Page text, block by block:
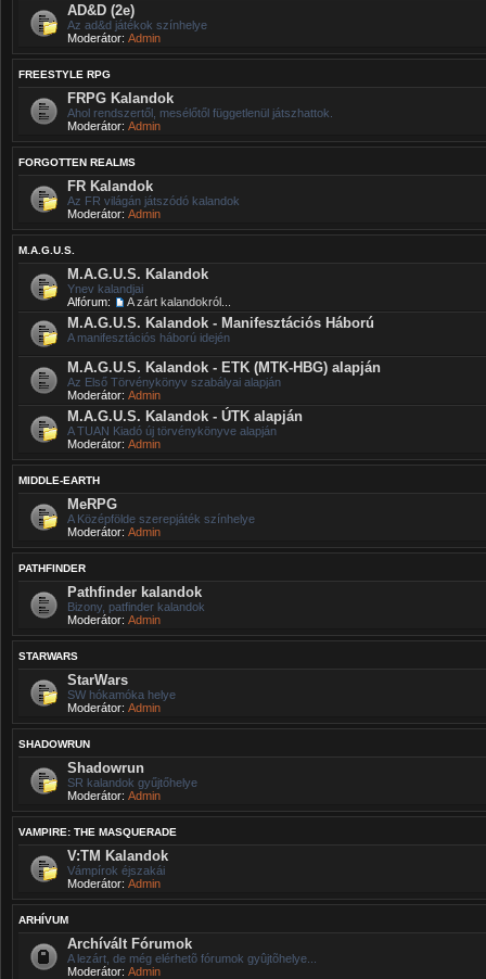
AD&D (2e)
Az ad&d játékok színhelye
Moderátor: Admin
FREESTYLE RPG
FRPG Kalandok
Ahol rendszertől, mesélőtől függetlenül játszhattok.
Moderátor: Admin
FORGOTTEN REALMS
FR Kalandok
Az FR világán játszódó kalandok
Moderátor: Admin
M.A.G.U.S.
M.A.G.U.S. Kalandok
Ynev kalandjai
Alfórum:
A zárt kalandokról...
M.A.G.U.S. Kalandok - Manifesztációs Háború
A manifesztációs háború idején
M.A.G.U.S. Kalandok - ETK (MTK-HBG) alapján
Az Első Törvénykönyv szabályai alapján
Moderátor: Admin
M.A.G.U.S. Kalandok - ÚTK alapján
A TUAN Kiadó új törvénykönyve alapján
Moderátor: Admin
MIDDLE-EARTH
MeRPG
A Középfölde szerepjáték színhelye
Moderátor: Admin
PATHFINDER
Pathfinder kalandok
Bizony, patfinder kalandok
Moderátor: Admin
STARWARS
StarWars
SW hókamóka helye
Moderátor: Admin
SHADOWRUN
Shadowrun
SR kalandok gyűjtőhelye
Moderátor: Admin
VAMPIRE: THE MASQUERADE
V:TM Kalandok
Vámpírok éjszakái
Moderátor: Admin
ARHÍVUM
Archívált Fórumok
A lezárt, de még elérhetõ fórumok gyûjtõhelye...
Moderátor: Admin